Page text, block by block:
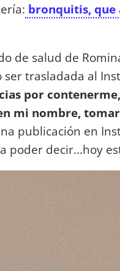
bronquitis, que
de salud de
trasladada al
por
mi nombre,
publicación en
poder decir...hoy